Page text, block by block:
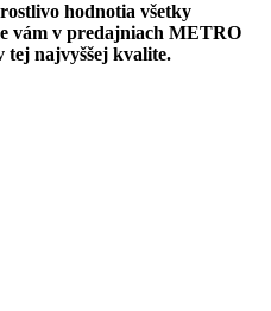
hodnotia všetky
vám v predajniach METRO
tej najvyššej kvalite.